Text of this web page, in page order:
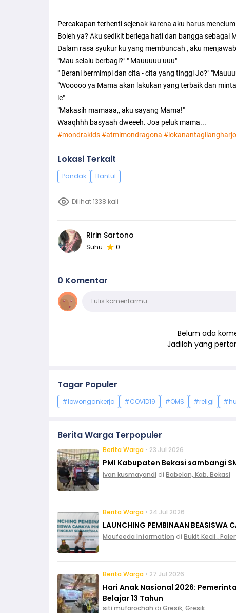
Percakapan terhenti sejenak karena aku harus
Boleh ya? Aku sedikit berlega hati dan bangga sebagai
Dalam rasa syukur ku yang membuncah , aku
"Mau selalu berbagi?" " Mauuuuu uuu"
" Berani bermimpi dan cita - cita yang tinggi Jo?"
"Wooooo ya Mama akan lakukan yang terbaik dan
le"
"Makasih mamaaa,, aku sayang Mama!"
Waaqhhh basyaah dweeeh. Joa peluk mama...
#mondrakids#atmimondragona #lokanantagilangharjo
Lokasi Terkait
Pandak Bantul
Dilihat 1338 kali
Ririn Sartono
Suhu 0
0 Komentar
KomentarTulis komentarmu…
Belum ada
Jadilah yang
Tagar Populer
#lowongankerja #COVID19 #OMS #religi
Berita Warga Terpopuler
Berita Warga • 23 Jul 2026
PMI Kabupaten Bekasi sambangi
ivan kusmayandi di Babelan, Kab. Bekasi
Berita Warga • 24 Jul 2026
LAUNCHING PEMBINAAN BEASISWA
Moufeeda Information di Bukit Kecil ,
Berita Warga • 27 Jul 2026
Hari Anak Nasional 2026:
Belajar 13 Tahun
siti mufarochah di Gresik, Gresik